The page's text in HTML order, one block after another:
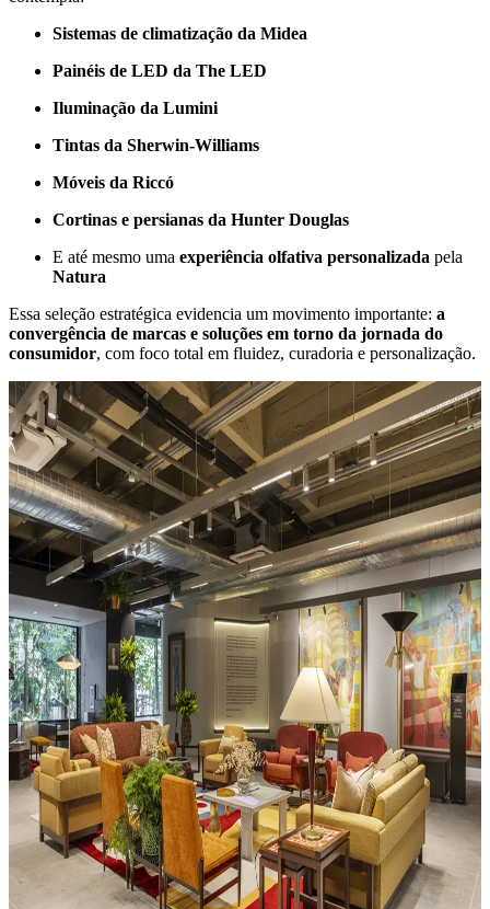
Sistemas de climatização da Midea
Painéis de LED da The LED
Iluminação da Lumini
Tintas da Sherwin-Williams
Móveis da Riccó
Cortinas e persianas da Hunter Douglas
E até mesmo uma experiência olfativa personalizada pela
Natura
Essa seleção estratégica evidencia um movimento importante: a
convergência de marcas e soluções em torno da jornada do
consumidor, com foco total em fluidez, curadoria e personalização.